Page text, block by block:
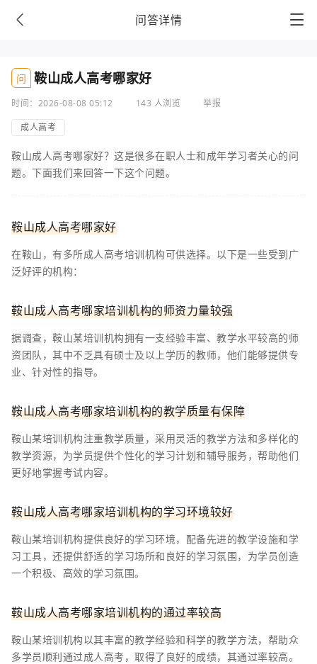
问答详情
问 鞍山成人高考哪家好
时间：2026-08-08 05:12 143 人浏览
举报
成人高考
鞍山成人高考哪家好？这是很多在职人士和成年学习者关心的问
题。下面我们来回答一下这个问题。
鞍山成人高考哪家好
在鞍山，有多所成人高考培训机构可供选择。以下是一些受到广
泛好评的机构：
鞍山成人高考哪家培训机构的师资力量较强
据调查，鞍山某培训机构拥有一支经验丰富、教学水平较高的师
资团队，其中不乏具有硕士及以上学历的教师，他们能够提供专
业、针对性的指导。
鞍山成人高考哪家培训机构的教学质量有保障
鞍山某培训机构注重教学质量，采用灵活的教学方法和多样化的
教学资源，为学员提供个性化的学习计划和辅导服务，帮助他们
更好地掌握考试内容。
鞍山成人高考哪家培训机构的学习环境较好
鞍山某培训机构提供良好的学习环境，配备先进的教学设施和学
习工具，还提供舒适的学习场所和良好的学习氛围，为学员创造
一个积极、高效的学习氛围。
鞍山成人高考哪家培训机构的通过率较高
鞍山某培训机构以其丰富的教学经验和科学的教学方法，帮助众
多学员顺利通过成人高考，取得了良好的成绩，其通过率较高。